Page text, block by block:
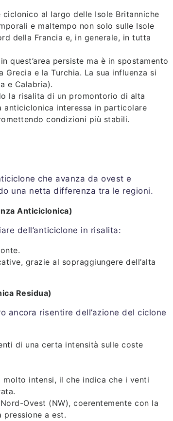
al largo delle Isole Britanniche
e maltempo non solo sulle Isole
della Francia e, in generale, in tutta
quest’area persiste ma è in spostamento
e la Turchia. La sua influenza si
e Calabria).
la risalita di un promontorio di alta
anticiclonica interessa in particolare
condizioni più stabili.
che avanza da ovest e
una netta differenza tra le regioni.
Anticiclonica)
dell’anticiclone in risalita:
grazie al sopraggiungere dell’alta
Residua)
risentire dell’azione del ciclone
di una certa intensità sulle coste
intensi, il che indica che i venti
Ovest (NW), coerentemente con la
a est.